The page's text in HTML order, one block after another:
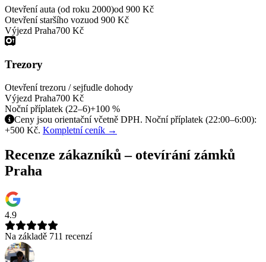
Otevření auta (od roku 2000)od 900 Kč
Otevření staršího vozuod 900 Kč
Výjezd Praha700 Kč
Trezory
Otevření trezoru / sejfudle dohody
Výjezd Praha700 Kč
Noční příplatek (22–6)+100 %
Ceny jsou orientační včetně DPH. Noční příplatek (22:00–6:00):
+500 Kč. Kompletní ceník →
Recenze zákazníků – otevírání zámků
Praha
4.9
Na základě 711 recenzí